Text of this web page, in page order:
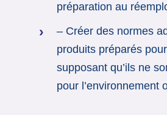
préparation au
– Créer des normes
produits préparés
supposant qu’ils ne
pour l’environnement